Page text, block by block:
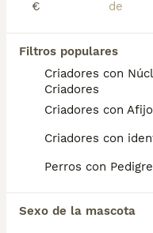
€
Filtros populares
Criadores con
Criadores
Criadores con Afijo
Criadores con
Perros con
Sexo de la mascota
¿Cuánto
de Shih Tzu?
en España es de
criador y la